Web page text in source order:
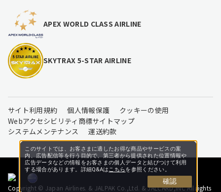
APEX WORLD CLASS AIRLINE
SKYTRAX 5-STAR AIRLINE
サイト利用規約 個人情報保護
クッキーの使用
Webアクセシビリティ 商標サイトマップ
システムメンテナンス
運送約款
Copyright © Japan Airlines. & JALPAK Co.,Ltd. & JALCARD,INC All rights
このサイトでは、お客さまに適したお得な商品やサービスの案
内、広告配信等を行う目的で、第三者から提供された位置情報や
広告データなどの情報をお客さまの個人データと結びつけて利用
する場合があります。詳細Q&Aはこちらを参照ください。
確認